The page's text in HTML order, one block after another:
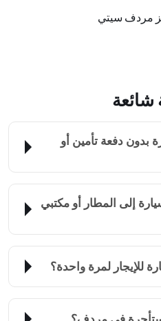
مردف سيتي
شائعة
بدون دفعة تأمين أو
إلى المطار أو مكتبي
للإيجار لمرة واحدة؟